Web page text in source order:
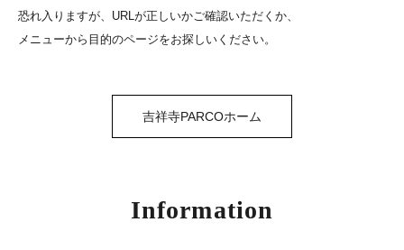
恐れ入りますが、URLが正しいかご確認いただくか、
メニューから目的のページをお探しいください。
吉祥寺PARCOホーム
Information